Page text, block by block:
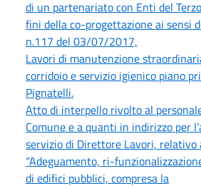
di un partenariato con Enti del
fini della co-progettazione ai sensi
n.117 del 03/07/2017,
Lavori di manutenzione
corridoio e servizio igienico piano
Pignatelli.
Atto di interpello rivolto al
Comune e a quanti in indirizzo per
servizio di Direttore Lavori, relativo
“Adeguamento, ri-
di edifici pubblici, compresa la